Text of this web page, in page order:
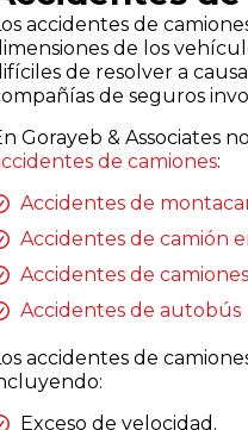
accidentes de
de los
de resolver a
de seguros
Gorayeb & Associates
de camiones:
Accidentes de
Accidentes de camión
Accidentes de
Accidentes de autobús
accidentes de
Exceso de velocidad.